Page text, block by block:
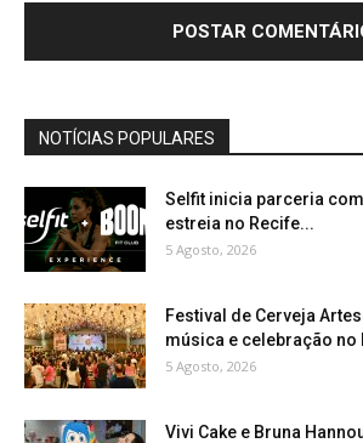
NOTÍCIAS POPULARES
Selfit inicia parceria
estreia no Recife...
5 Agosto, 2026
Festival de Cerveja
música e celebração no
5 Agosto, 2026
Vivi Cake e Bruna